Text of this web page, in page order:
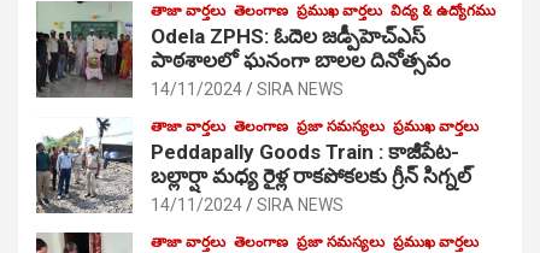
తాజా వార్తలు తెలంగాణ ప్రముఖ వార్తలు విద్య & ఉద్యోగము
Odela ZPHS: ఓదెల జ‌డ్పీహెచ్ఎస్
పాఠ‌శాల‌లో ఘనంగా బాలల దినోత్సవం
14/11/2024 SIRA NEWS
తాజా వార్తలు తెలంగాణ ప్రజా సమస్యలు ప్రముఖ వార్తలు
Peddapally Goods Train : కాజీపేట-
బల్లార్షా మధ్య రైళ్ల రాకపోకలకు గ్రీన్ సిగ్నల్
14/11/2024 SIRA NEWS
తాజా వార్తలు తెలంగాణ ప్రజా సమస్యలు ప్రముఖ వార్తలు